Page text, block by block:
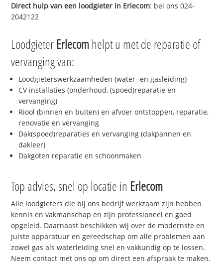
Direct hulp van een loodgieter in Erlecom: bel ons 024-
2042122
Loodgieter Erlecomhelpt u met de reparatie of
vervanging van:
Loodgieterswerkzaamheden (water- en gasleiding)
CV installaties (onderhoud, (spoed)reparatie en
vervanging)
Riool (binnen en buiten) en afvoer ontstoppen, reparatie,
renovatie en vervanging
Dak(spoed)reparaties en vervanging (dakpannen en
dakleer)
Dakgoten reparatie en schoonmaken
Top advies, snel op locatie in Erlecom
Alle loodgieters die bij ons bedrijf werkzaam zijn hebben
kennis en vakmanschap en zijn professioneel en goed
opgeleid. Daarnaast beschikken wij over de modernste en
juiste apparatuur en gereedschap om alle problemen aan
zowel gas als waterleiding snel en vakkundig op te lossen.
Neem contact met ons op om direct een afspraak te maken.